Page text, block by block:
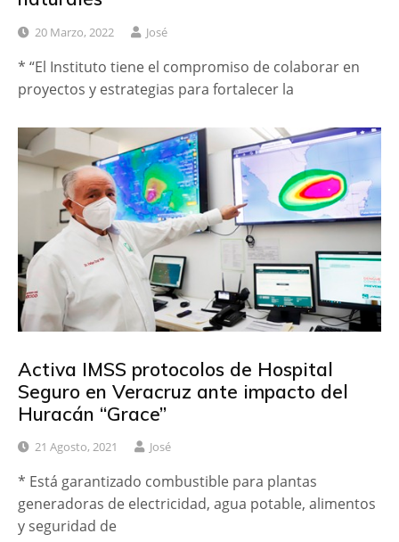
20 Marzo, 2022 José
* “El Instituto tiene el compromiso de colaborar en
proyectos y estrategias para fortalecer la
Activa IMSS protocolos de Hospital
Seguro en Veracruz ante impacto del
Huracán “Grace”
21 Agosto, 2021 José
* Está garantizado combustible para plantas
generadoras de electricidad, agua potable, alimentos
y seguridad de